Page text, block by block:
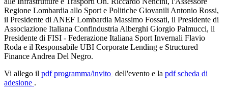
Regione Lombardia allo Sport e Politiche Giovanili Antonio Rossi,
il Presidente di ANEF Lombardia Massimo Fossati, il Presidente di
Associazione Italiana Confindustria Alberghi Giorgio Palmucci, il
Presidente di FISI - Federazione Italiana Sport Invernali Flavio
Roda e il Responsabile UBI Corporate Lending e Structured
Finance Andrea Del Negro.
Vi allego il pdfprogramma/invito dell'evento e la pdfscheda di
adesione .